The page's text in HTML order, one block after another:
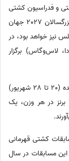
و فدراسیون کشتی
آمریکا رسما اعلام کردند که مسابقات قهرمانی کشتی بزرگسالان 2027 جهان
انتخابی المپیک 2028 لس‌آنجلس نیز خواهد بود، در
لاس‌وگاس) برگزار
به گزارش ایسنا، این رویداد از 11 تا 19 سپتامبر سال آینده (20 تا 28 شهریور)
برنز در هر وزن، یک
12 سال میزبانی مسابقات کشتی قهرمانی
این مسابقات در سال